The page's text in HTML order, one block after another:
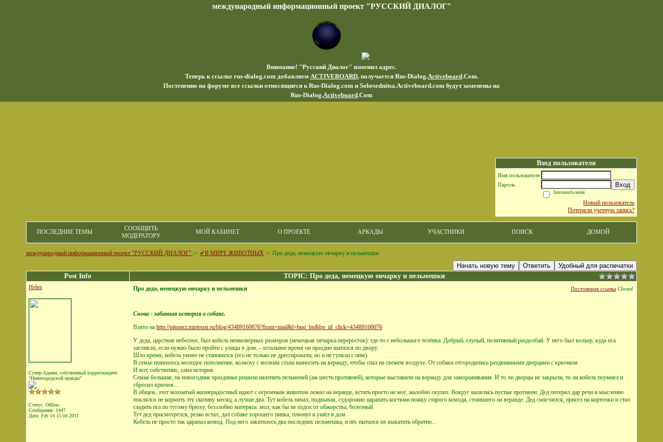
международный информационный проект "РУССКИЙ ДИАЛОГ"
Внимание! "Русский Диалог" изменил адрес.
Теперь к ссылке rus-dialog.com добавляем ACTIVEBOARD, получается Rus-Dialog.Activeboard.Com.
Постепенно на форуме все ссылки относящиеся к Rus-Dialog.com и Sobesednitsa.Activeboard.com будут заменены на
Rus-Dialog.Activeboard.Com
Вход пользователя
Имя пользователя
Пароль
Вход
Запомнить меня
Новый пользователь
Потеряли учетную запись?
ПОСЛЕДНИЕ ТЕМЫ
СООБЩИТЬ
МОДЕРАТОРУ
МОЙ КАБИНЕТ О ПРОЕКТЕ АРКАДЫ УЧАСТНИКИ ПОИСК ДОМОЙ
международный информационный проект "РУССКИЙ ДИАЛОГ" -> ✔В МИРЕ ЖИВОТНЫХ-> Про деда, немецкую овчарку и пельмешки
Начать новую тему Ответить
Удобный для распечатки
Post Info
TOPIC: Про деда, немецкую овчарку и пельмешки
Helen
Супер-Админ, собственный корреспондент
"Нижегородской правды"
Статус: Offline
Сообщения: 1447
Дата: Feb 14 15:04 2011
Про деда, немецкую овчарку и пельмешки Постоянная ссылка Closed
Снова - забавная история о собаке.
Взято на http://pitomci.mirtesen.ru/blog/43489160076?from=mail&l=bnq_bn&bp_id_click=43489160076
У деда, царствие небесное, был кобель неимоверных размеров (немецкая овчарка-переросток): где-то с небольшого телёнка. Добрый, глупый, позитивный раздолбай. У него был вольер, куда пса
загоняли, если нужно было пройти с улицы в дом, - остальное время он праздно шатался по двору.
Шло время, кобель умнее не становился (его не только не дрессировали, но и не гуляли с ним).
В семье появилось молодое пополнение, коляску с мелким стали выносить на веранду, чтобы спал на свежем воздухе. От собаки отгородились раздвижными дверцами с крючком.
И вот, собственно, сама история.
Семья большая, на новогодние праздники решили налепить пельменей (аж шесть противней), которые выставили на веранду для замораживания. И то ли дверцы не закрыли, то ли кобель поумнел и
сбросил крючок...
В общем, этот мохнатый жизнерадостный идиот с огромным животом лежал на веранде, встать просто не мог, жалобно скулил. Вокруг валялись пустые противни. Дед потерял дар речи и мысленно
поклялся не кормить эту скотину месяц, а лучше два. Тут кобель начал, подвывая, судорожно царапать когтями ножку старого комода, стоявшего на веранде. Дед смягчился, присел на корточки и стал
гладить пса по тугому брюху, беззлобно матерясь: мол, как бы не издох от обжорства, болезный.
Тут дед присмотрелся, резко встал, дал собаке хорошего пинка, плюнул и ушёл в дом.
Кобель не просто так царапал комод. Под него закатилось два последних пельмешка, и пёс пытался их выкатить обратно...